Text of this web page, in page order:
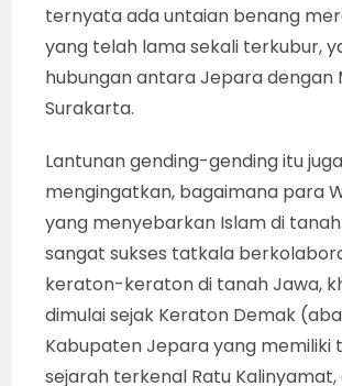
ternyata ada untaian benang
yang telah lama sekali terkubur,
hubungan antara Jepara dengan
Surakarta.
Lantunan gending-gending itu juga
mengingatkan, bagaimana para
yang menyebarkan Islam di
sangat sukses tatkala
keraton-keraton di tanah Jawa,
dimulai sejak Keraton Demak
Kabupaten Jepara yang memiliki
sejarah terkenal Ratu